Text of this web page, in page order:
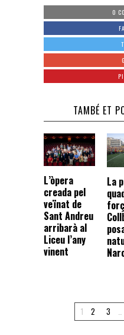
0
TAMBÉ ET
L’òpera
creada pel
veïnat de
Sant Andreu
arribarà al
Liceu l’any
vinent
La
1 2 3 …